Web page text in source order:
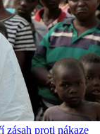
proti nákaze